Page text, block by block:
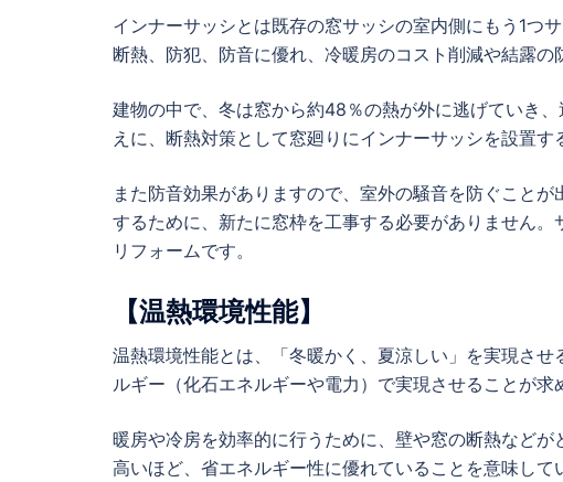
インナーサッシとは既存の窓サッシの室内側にもう1つ
断熱、防犯、防音に優れ、冷暖房のコスト削減や結露の
建物の中で、冬は窓から約48％の熱が外に逃げていき
えに、断熱対策として窓廻りにインナーサッシを設置す
また防音効果がありますので、室外の騒音を防ぐこと
するために、新たに窓枠を工事する必要がありません
リフォームです。
【温熱環境性能】
温熱環境性能とは、「冬暖かく、夏涼しい」を実現さ
ルギー（化石エネルギーや電力）で実現させることが求
暖房や冷房を効率的に行うために、壁や窓の断熱など
高いほど、省エネルギー性に優れていることを意味し